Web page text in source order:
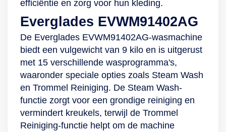
efficiëntie en zorg voor hun kleding.
Everglades EVWM91402AG
De Everglades EVWM91402AG-wasmachine
biedt een vulgewicht van 9 kilo en is uitgerust
met 15 verschillende wasprogramma's,
waaronder speciale opties zoals Steam Wash
en Trommel Reiniging. De Steam Wash-
functie zorgt voor een grondige reiniging en
vermindert kreukels, terwijl de Trommel
Reiniging-functie helpt om de machine